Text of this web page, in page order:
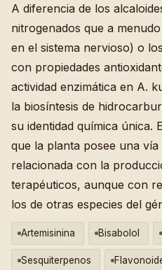
A diferencia de los
nitrogenados que a
en el sistema nervioso) o
con propiedades
actividad enzimática en A.
la biosíntesis de
su identidad química única.
que la planta posee una
relacionada con la
terapéuticos, aunque con
los de otras especies del
Artemisinina Bisabolol
Sesquiterpenos